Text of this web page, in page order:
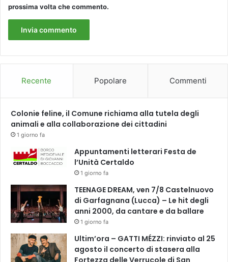
prossima volta che commento.
Recente Popolare Commenti
Colonie feline, il Comune richiama alla tutela degli
animali e alla collaborazione dei cittadini
1 giorno fa
Appuntamenti letterari Festa de
l’Unità Certaldo
1 giorno fa
TEENAGE DREAM, ven 7/8 Castelnuovo
di Garfagnana (Lucca) – Le hit degli
anni 2000, da cantare e da ballare
1 giorno fa
Ultim’ora – GATTI MÉZZI: rinviato al 25
agosto il concerto di stasera alla